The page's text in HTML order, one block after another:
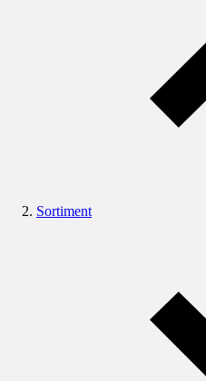
Sortiment